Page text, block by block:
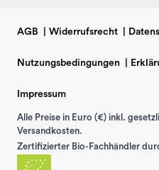
AGB Widerrufsrecht
Nutzungsbedingungen
Impressum
Alle Preise in Euro (€) inkl.
Versandkosten.
Zertifizierter Bio-Fachhändler